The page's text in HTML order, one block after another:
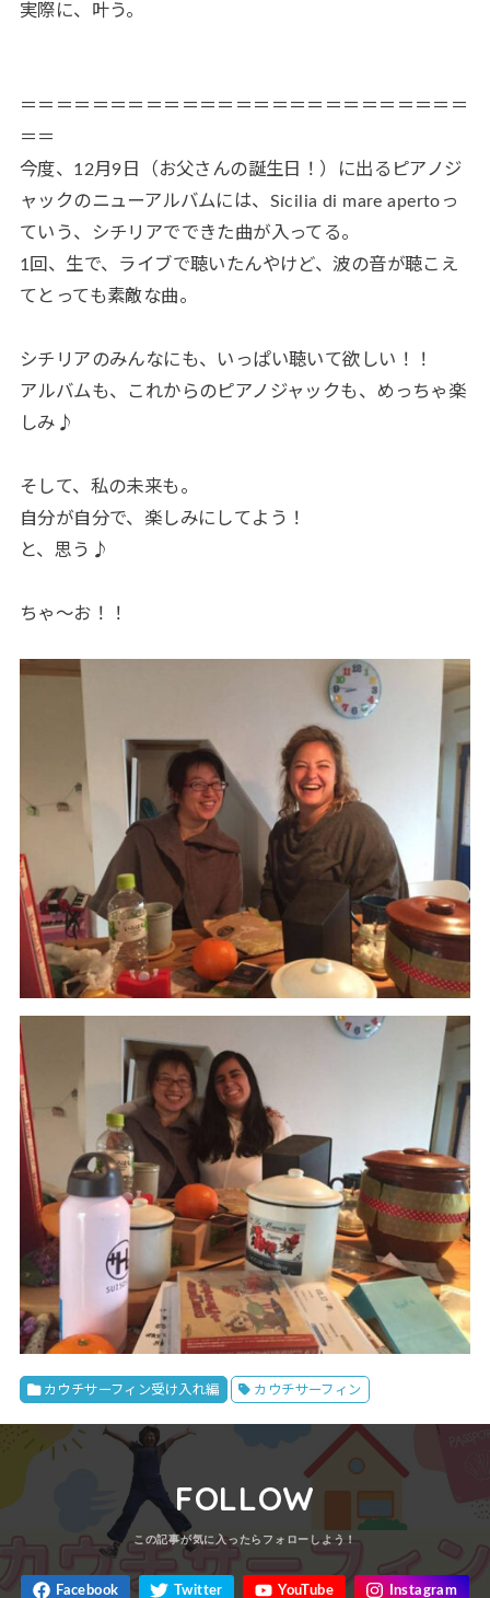
実際に、叶う。
＝＝＝＝＝＝＝＝＝＝＝＝＝＝＝＝＝＝＝＝＝＝＝＝＝
＝＝
今度、12月9日（お父さんの誕生日！）に出るピアノジ
ャックのニューアルバムには、Sicilia di mare apertoっ
ていう、シチリアでできた曲が入ってる。
1回、生で、ライブで聴いたんやけど、波の音が聴こえ
てとっても素敵な曲。
シチリアのみんなにも、いっぱい聴いて欲しい！！
アルバムも、これからのピアノジャックも、めっちゃ楽
しみ♪
そして、私の未来も。
自分が自分で、楽しみにしてよう！
と、思う♪
ちゃ～お！！
カウチサーフィン受け入れ編 カウチサーフィン
FOLLOW